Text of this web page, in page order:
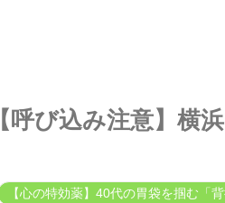
【呼び込み注意】横
【心の特効薬】40代の胃袋を掴む「